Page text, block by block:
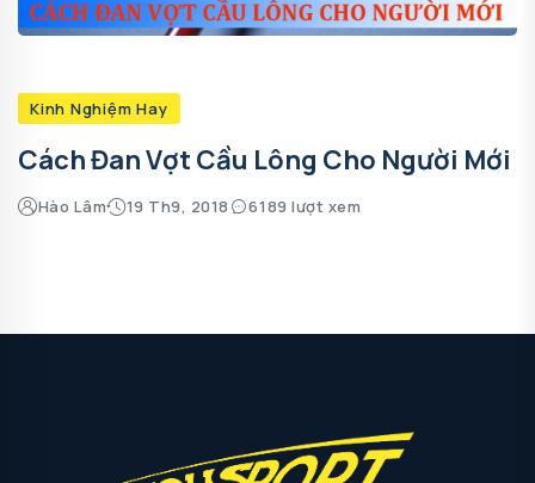
Kinh Nghiệm Hay
Cách Đan Vợt Cầu Lông Cho Người Mới
Hào Lâm 19 Th9, 2018 6189 lượt xem